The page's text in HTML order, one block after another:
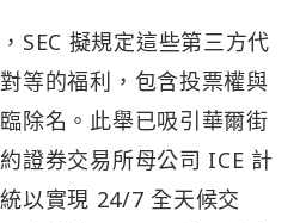
SEC 擬規定這些第三方代
等的福利，包含投票權與
除名。此舉已吸引華爾街
證券交易所母公司 ICE 計
以實現 24/7 全天候交